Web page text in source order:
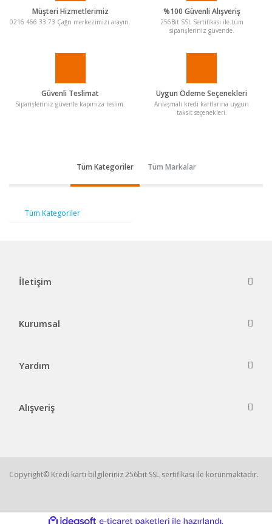
Müşteri Hizmetlerimiz
0216 466 33 73 Çağrı merkezimizi arayın.
%100 Güvenli Alışveriş
256Bit SSL Sertifikası ile tüm
siparişleriniz güvende.
Güvenli Teslimat
Siparişleriniz güvenle kapınıza teslim.
Uygun Ödeme Seçenekleri
Anlaşmalı kredi kartlarına uygun
taksit seçenekleri.
Tüm Kategoriler Tüm Markalar
Tüm Kategoriler
İletişim
Kurumsal
Yardım
Alışveriş
Copyright© Kredi kartı bilgileriniz 256bit SSL sertifikası ile korunmaktadır.
ideasoft e-